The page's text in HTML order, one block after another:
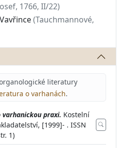
1766, II/22)
(Tauchmannové,
literatury
o varhanách.
varhanickou praxi. Kostelní
[1999]- . ISSN
1)